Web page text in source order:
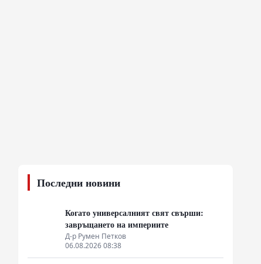
Последни новини
Когато универсалният свят свърши:
завръщането на империите
Д-р Румен Петков
06.08.2026 08:38